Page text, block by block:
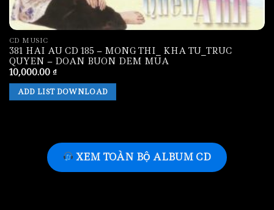
CD MUSIC
381 HAI AU CD 185 – MONG THI_ KHA TU_TRUC
QUYEN – DOAN BUON DEM MUA
10,000.00 ₫
ADD LIST DOWNLOAD
XEM TOÀN BỘ ALBUM CD